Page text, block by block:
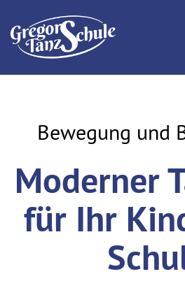
Bewegung und
Moderner
für Ihr